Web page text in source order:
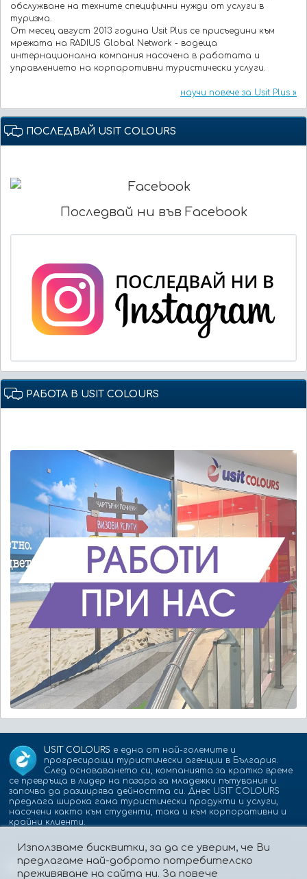
обслужване на техните специфични нужди от услуги в
туризма.
От месец август 2013 година Usit Plus се присъедини към
мрежата на RADIUS Global Network - водеща
интернационална компания насочена в работата и
управлението на корпаротивни туристически услуги.
научи повече за Usit Plus »
ПОСЛЕДВАЙ USIT COLOURS
Последвай ни във Facebook
РАБОТА В USIT COLOURS
USIT COLOURS е една от най-големите и
прогресиращи туристически агенции в България.
След основаването си, компанията за кратко време
се превръща в лидер на пазара за младежки пътувания и
започва да разширява дейността си. Днес USIT COLOURS
предлага широка гама туристически продукти и услуги,
насочени както към студенти, така и към корпоративни и
крайни клиенти.
Партньори: isic.bg dskbank.bg
Използваме бисквитки, за да се уверим, че Ви
предлагаме най-доброто потребителско
преживяване на сайта ни. За повече